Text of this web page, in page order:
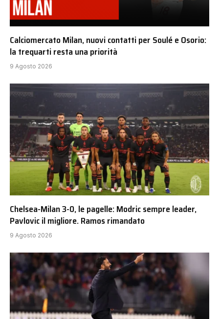
Calciomercato Milan, nuovi contatti per Soulé e Osorio:
la trequarti resta una priorità
9 Agosto 2026
Chelsea-Milan 3-0, le pagelle: Modric sempre leader,
Pavlovic il migliore. Ramos rimandato
9 Agosto 2026